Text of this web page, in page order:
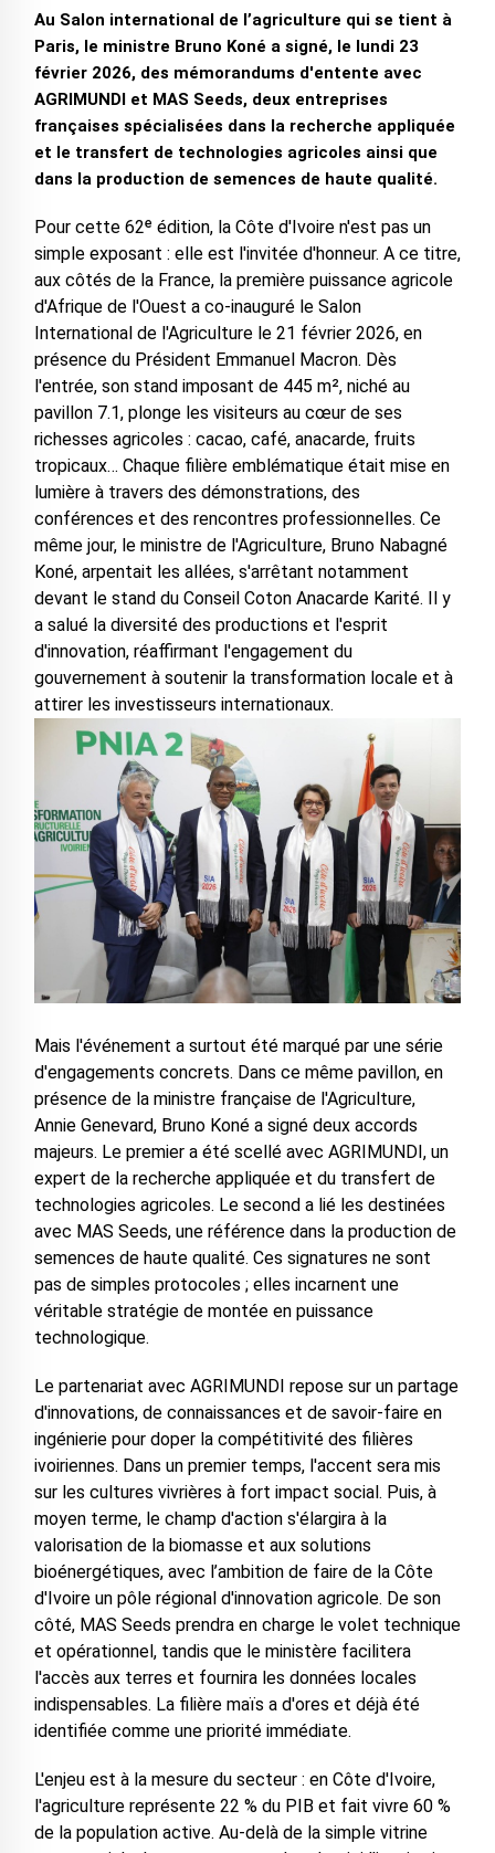
Au Salon international de l’agriculture qui se tient à
Paris, le ministre Bruno Koné a signé, le lundi 23
février 2026, des mémorandums d'entente avec
AGRIMUNDI et MAS Seeds, deux entreprises
françaises spécialisées dans la recherche appliquée
et le transfert de technologies agricoles ainsi que
dans la production de semences de haute qualité.
Pour cette 62ᵉ édition, la Côte d'Ivoire n'est pas un
simple exposant : elle est l'invitée d'honneur. A ce titre,
aux côtés de la France, la première puissance agricole
d'Afrique de l'Ouest a co-inauguré le Salon
International de l'Agriculture le 21 février 2026, en
présence du Président Emmanuel Macron. Dès
l'entrée, son stand imposant de 445 m², niché au
pavillon 7.1, plonge les visiteurs au cœur de ses
richesses agricoles : cacao, café, anacarde, fruits
tropicaux… Chaque filière emblématique était mise en
lumière à travers des démonstrations, des
conférences et des rencontres professionnelles. Ce
même jour, le ministre de l'Agriculture, Bruno Nabagné
Koné, arpentait les allées, s'arrêtant notamment
devant le stand du Conseil Coton Anacarde Karité. Il y
a salué la diversité des productions et l'esprit
d'innovation, réaffirmant l'engagement du
gouvernement à soutenir la transformation locale et à
attirer les investisseurs internationaux.
Mais l'événement a surtout été marqué par une série
d'engagements concrets. Dans ce même pavillon, en
présence de la ministre française de l'Agriculture,
Annie Genevard, Bruno Koné a signé deux accords
majeurs. Le premier a été scellé avec AGRIMUNDI, un
expert de la recherche appliquée et du transfert de
technologies agricoles. Le second a lié les destinées
avec MAS Seeds, une référence dans la production de
semences de haute qualité. Ces signatures ne sont
pas de simples protocoles ; elles incarnent une
véritable stratégie de montée en puissance
technologique.
Le partenariat avec AGRIMUNDI repose sur un partage
d'innovations, de connaissances et de savoir-faire en
ingénierie pour doper la compétitivité des filières
ivoiriennes. Dans un premier temps, l'accent sera mis
sur les cultures vivrières à fort impact social. Puis, à
moyen terme, le champ d'action s'élargira à la
valorisation de la biomasse et aux solutions
bioénergétiques, avec l’ambition de faire de la Côte
d'Ivoire un pôle régional d'innovation agricole. De son
côté, MAS Seeds prendra en charge le volet technique
et opérationnel, tandis que le ministère facilitera
l'accès aux terres et fournira les données locales
indispensables. La filière maïs a d'ores et déjà été
identifiée comme une priorité immédiate.
L'enjeu est à la mesure du secteur : en Côte d'Ivoire,
l'agriculture représente 22 % du PIB et fait vivre 60 %
de la population active. Au-delà de la simple vitrine